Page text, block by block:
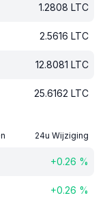
1.2808 LTC
2.5616 LTC
12.8081 LTC
25.6162 LTC
24u Wijziging
+0.26 %
+0.26 %